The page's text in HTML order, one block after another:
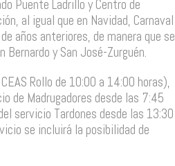
Puente Ladrillo y Centro de
al igual que en Navidad, Carnaval
años anteriores, de manera que se
Bernardo y San José-Zurguén.
Rollo de 10:00 a 14:00 horas),
de Madrugadores desde las 7:45
servicio Tardones desde las 13:30
se incluirá la posibilidad de